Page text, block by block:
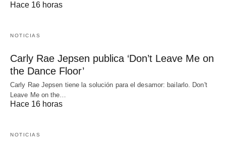
Hace 16 horas
NOTICIAS
Carly Rae Jepsen publica ‘Don’t Leave Me on
the Dance Floor’
Carly Rae Jepsen tiene la solución para el desamor: bailarlo. Don't
Leave Me on the…
Hace 16 horas
NOTICIAS